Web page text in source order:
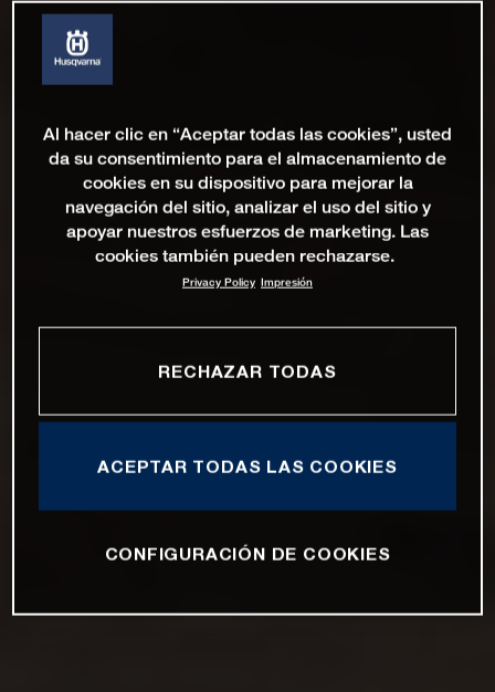
Al hacer clic en “Aceptar todas las cookies”, usted
da su consentimiento para el almacenamiento de
cookies en su dispositivo para mejorar la
navegación del sitio, analizar el uso del sitio y
apoyar nuestros esfuerzos de marketing. Las
cookies también pueden rechazarse.
Privacy Policy Impresión
RECHAZAR TODAS
ACEPTAR TODAS LAS COOKIES
CONFIGURACIÓN DE COOKIES